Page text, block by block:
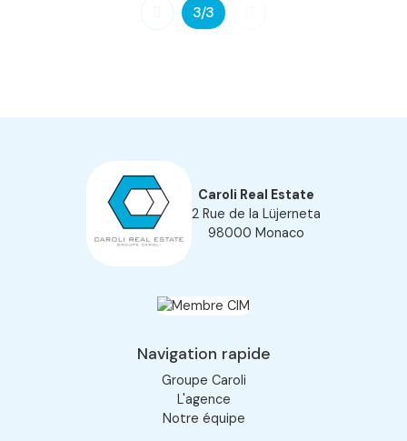
3/3
Caroli Real Estate
2 Rue de la Lüjerneta
98000 Monaco
Navigation rapide
Groupe Caroli
L'agence
Notre équipe